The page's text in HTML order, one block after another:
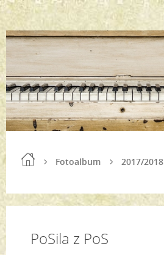
Fotoalbum 2017/2018
PoSila z PoS